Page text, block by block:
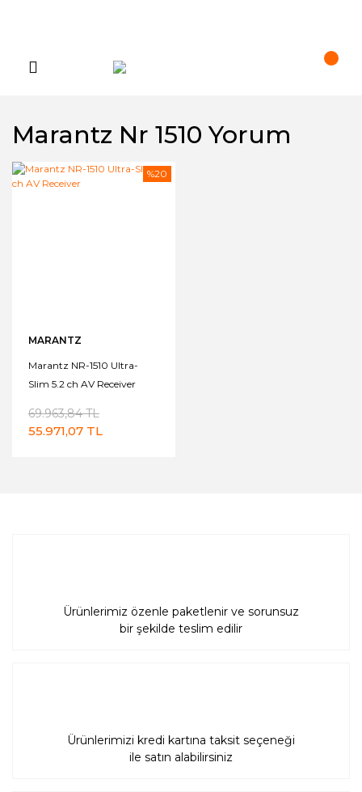
Marantz Nr 1510 Yorum
%20
MARANTZ
Marantz NR-1510 Ultra-
Slim 5.2 ch AV Receiver
69.963,84 TL
55.971,07 TL
Ürünlerimiz özenle paketlenir ve sorunsuz
bir şekilde teslim edilir
Ürünlerimizi kredi kartına taksit seçeneği
ile satın alabilirsiniz